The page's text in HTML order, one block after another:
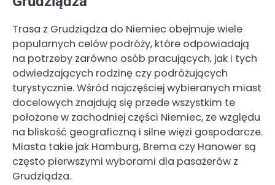
Trasa z Grudziądza do Niemiec obejmuje wiele
popularnych celów podróży, które odpowiadają
na potrzeby zarówno osób pracujących, jak i tych
odwiedzających rodzinę czy podróżujących
turystycznie. Wśród najczęściej wybieranych miast
docelowych znajdują się przede wszystkim te
położone w zachodniej części Niemiec, ze względu
na bliskość geograficzną i silne więzi gospodarcze.
Miasta takie jak Hamburg, Brema czy Hanower są
często pierwszymi wyborami dla pasażerów z
Grudziądza.